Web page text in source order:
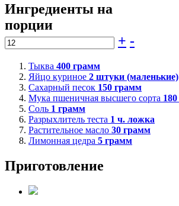
Ингредиенты на
порции
+ -
Тыква 400 грамм
Яйцо куриное 2 штуки (маленькие)
Сахарный песок 150 грамм
Мука пшеничная высшего сорта 180
Соль 1 грамм
Разрыхлитель теста 1 ч. ложка
Растительное масло 30 грамм
Лимонная цедра 5 грамм
Приготовление